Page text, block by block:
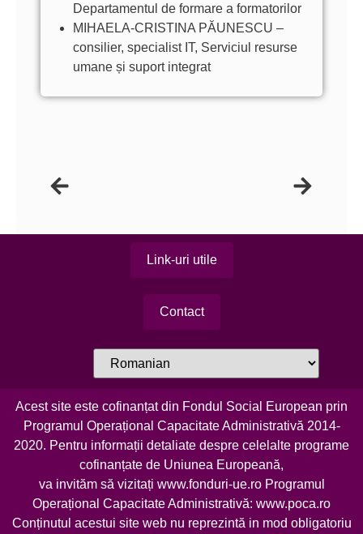
Departamentul de formare a formatorilor
MIHAELA-CRISTINA PĂUNESCU –
consilier, specialist IT, Serviciul resurse
umane și suport integrat
Link-uri utile
Contact
Acest site este cofinanțat din Fondul Social European prin
Programul Operațional Capacitate Administrativă 2014-
2020. Pentru informații detaliate despre celelalte programe
cofinanțate de Uniunea Europeană,
va invităm să vizitați www.fonduri-ue.roProgramul
Operațional Capacitate Administrativă: www.poca.ro
Conținutul acestui site web nu reprezintă in mod obligatoriu